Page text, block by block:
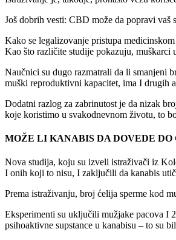
Još dobrih vesti: CBD može da popravi vaš
Kako se legalizovanje pristupa
Kao što različite studije pokazuju, muškarci
Naučnici su dugo razmatrali da li smanjeni
muški reproduktivni kapacitet, ima I drugih
Dodatni razlog za zabrinutost je da nizak
koje koristimo u svakodnevnom životu, to
MOŽE LI KANABIS DA DOVEDE DO
Nova studija, koju su izveli istraživači iz
I onih koji to nisu, I zaključili da kanabis
Prema istraživanju, broj ćelija sperme kod
Eksperimenti su uključili mužjake pacova I
psihoaktivne supstance u kanabisu – to su